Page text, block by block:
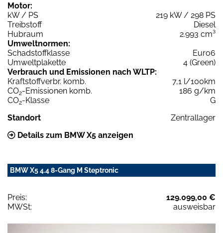
Motor:
kW / PS
219 kW / 298 PS
Treibstoff
Diesel
Hubraum
2.993 cm³
Umweltnormen:
Schadstoffklasse
Euro6
Umweltplakette
4 (Green)
Verbrauch und Emissionen nach WLTP:
Kraftstoffverbr. komb.
7,1 l/100km
CO2-Emissionen komb.
186 g/km
CO2-Klasse
G
Standort
Zentrallager
Details zum BMW X5 anzeigen
BMW X5 4.4 8-Gang M Steptronic
Preis:
129.099,00 €
MWSt:
ausweisbar